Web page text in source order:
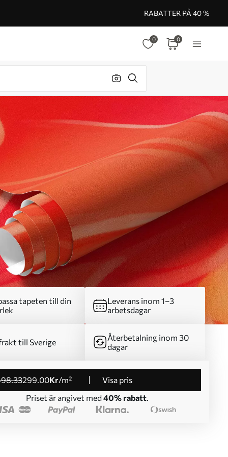
RABATTER PÅ 40 %
0 0
tapeten till din
Leverans inom 1–3
arbetsdagar
till Sverige
Återbetalning inom 30
dagar
.33299.00Kr/m²
Visa pris
Priset är angivet med 40% rabatt.